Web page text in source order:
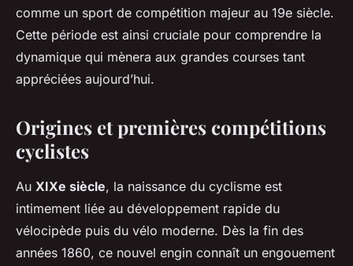
comme un sport de compétition majeur au 19e siècle.
Cette période est ainsi cruciale pour comprendre la
dynamique qui mènera aux grandes courses tant
appréciées aujourd’hui.
Origines et premières compétitions
cyclistes
Au XIXe siècle, la naissance du cyclisme est
intimement liée au développement rapide du
vélocipède puis du vélo moderne. Dès la fin des
années 1860, ce nouvel engin connaît un engouement